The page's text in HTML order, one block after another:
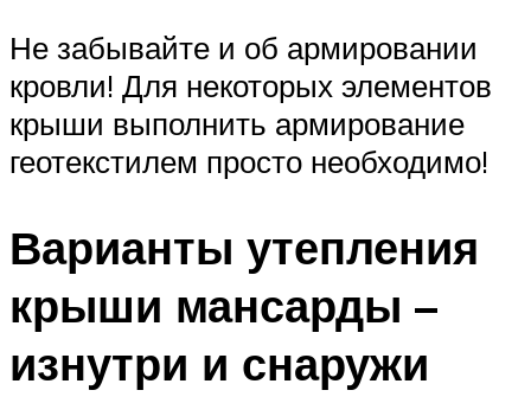
Не забывайте и об армировании
кровли! Для некоторых элементов
крыши выполнить армирование
геотекстилем просто необходимо!
Варианты утепления
крыши мансарды –
изнутри и снаружи